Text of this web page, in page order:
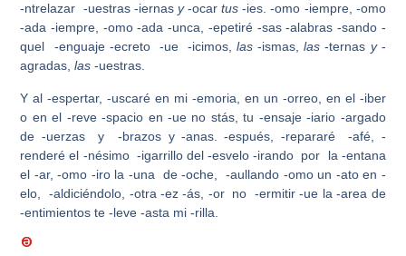
-ntrelazar -uestras -iernas y-ocartus -ies. -omo -iempre, -omo
-ada -iempre, -omo -ada -unca, -epetiré -sas -alabras -sando -
quel -enguaje -ecreto -ue -icimos,las -ismas,las -ternas y-
agradas,las -uestras.
Y al -espertar, -uscaré en mi -emoria, en un -orreo, en el -iber
o en el -reve -spacio en -ue no stás, tu -ensaje -iario -argado
de -uerzas y -brazos y -anas. -espués, -repararé -afé, -
renderé el -nésimo -igarrillo del -esvelo -irando por la -entana
el -ar, -omo -iro la -una de -oche, -aullando -omo un -ato en -
elo, -aldiciéndolo, -otra -ez -ás, -or no -ermitir -ue la -area de
-entimientos te -leve -asta mi -rilla.